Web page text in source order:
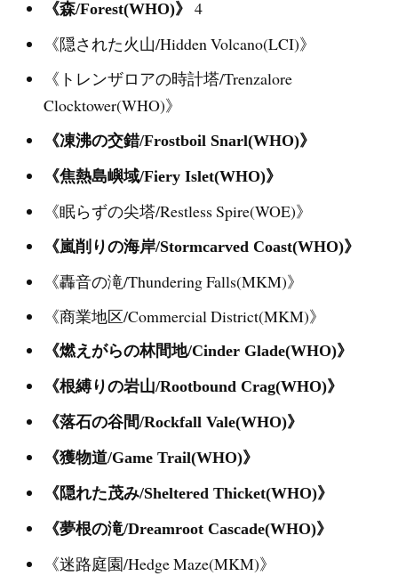
《森/Forest(WHO)》
4
《隠された火山/Hidden Volcano(LCI)》
《トレンザロアの時計塔/Trenzalore
Clocktower(WHO)》
《凍沸の交錯/Frostboil Snarl(WHO)》
《焦熱島嶼域/Fiery Islet(WHO)》
《眠らずの尖塔/Restless Spire(WOE)》
《嵐削りの海岸/Stormcarved Coast(WHO)》
《轟音の滝/Thundering Falls(MKM)》
《商業地区/Commercial District(MKM)》
《燃えがらの林間地/Cinder Glade(WHO)》
《根縛りの岩山/Rootbound Crag(WHO)》
《落石の谷間/Rockfall Vale(WHO)》
《獲物道/Game Trail(WHO)》
《隠れた茂み/Sheltered Thicket(WHO)》
《夢根の滝/Dreamroot Cascade(WHO)》
《迷路庭園/Hedge Maze(MKM)》